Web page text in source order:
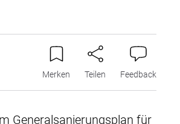
Merken Teilen Feedback
Generalsanierungsplan für